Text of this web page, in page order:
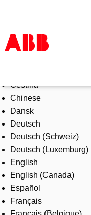
Products & Solutions
Industries
Services
About us
Where to buy
Contact us
Careers
Čeština
Chinese
Dansk
Deutsch
Deutsch (Schweiz)
Deutsch (Luxemburg)
English
English (Canada)
Español
Français